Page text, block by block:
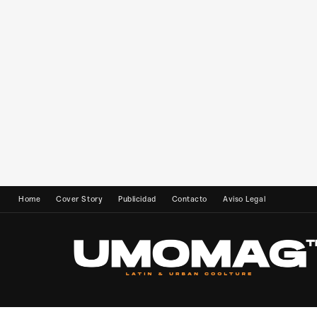
Home Cover Story Publicidad Contacto Aviso Legal